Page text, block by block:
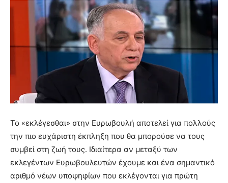
Το «εκλέγεσθαι» στην Ευρωβουλή αποτελεί για πολλούς
την πιο ευχάριστη έκπληξη που θα μπορούσε να τους
συμβεί στη ζωή τους. Ιδιαίτερα αν μεταξύ των
εκλεγέντων Ευρωβουλευτών έχουμε και ένα σημαντικό
αριθμό νέων υποψηφίων που εκλέγονται για πρώτη